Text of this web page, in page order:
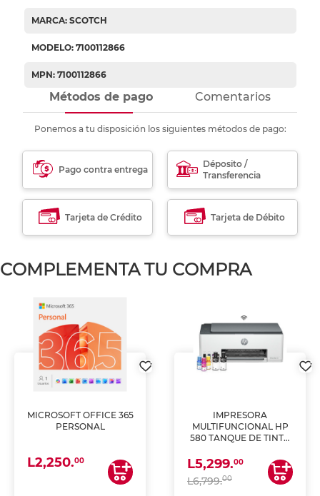
MARCA: SCOTCH
MODELO: 7100112866
MPN: 7100112866
Métodos de pago Comentarios
Ponemos a tu disposición los siguientes métodos de pago:
Pago contra entrega
Déposito /
Transferencia
Tarjeta de Crédito Tarjeta de Débito
COMPLEMENTA TU COMPRA
MICROSOFT OFFICE 365
PERSONAL
L2,250.00
IMPRESORA
MULTIFUNCIONAL HP
580 TANQUE DE TINTA
ESCANEA)
L5,299.00
L6,799.00